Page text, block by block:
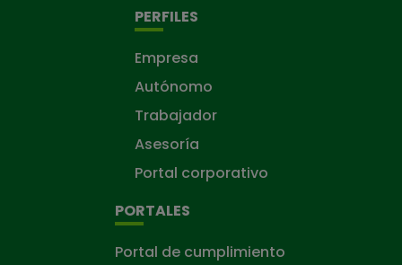
PERFILES
Empresa
Autónomo
Trabajador
Asesoría
Portal corporativo
PORTALES
Portal de cumplimiento